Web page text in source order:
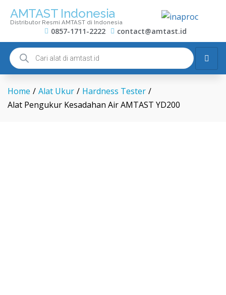
AMTAST Indonesia
Distributor Resmi AMTAST di Indonesia
0857-1711-2222 contact@amtast.id
Home / Alat Ukur / Hardness Tester /
Alat Pengukur Kesadahan Air AMTAST YD200